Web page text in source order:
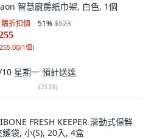
智慧廚房紙巾架, 白色, 1個
折扣價 51%$523
1個)
星期一 預計送達
(2123)
FRESH KEEPER 滑動式保鮮
鏈袋, 小(S), 20入, 4盒